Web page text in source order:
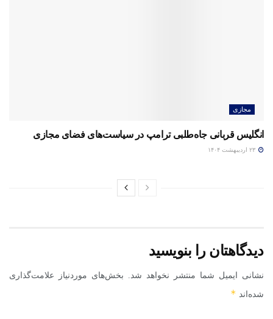
مجازی
انگلیس قربانی جاه‌طلبی ترامپ در سیاست‌های فضای مجازی
دیدگاهتان را بنویسید
نشانی ایمیل شما منتشر نخواهد شد. بخش‌های موردنیاز علامت‌گذاری
شده‌اند *